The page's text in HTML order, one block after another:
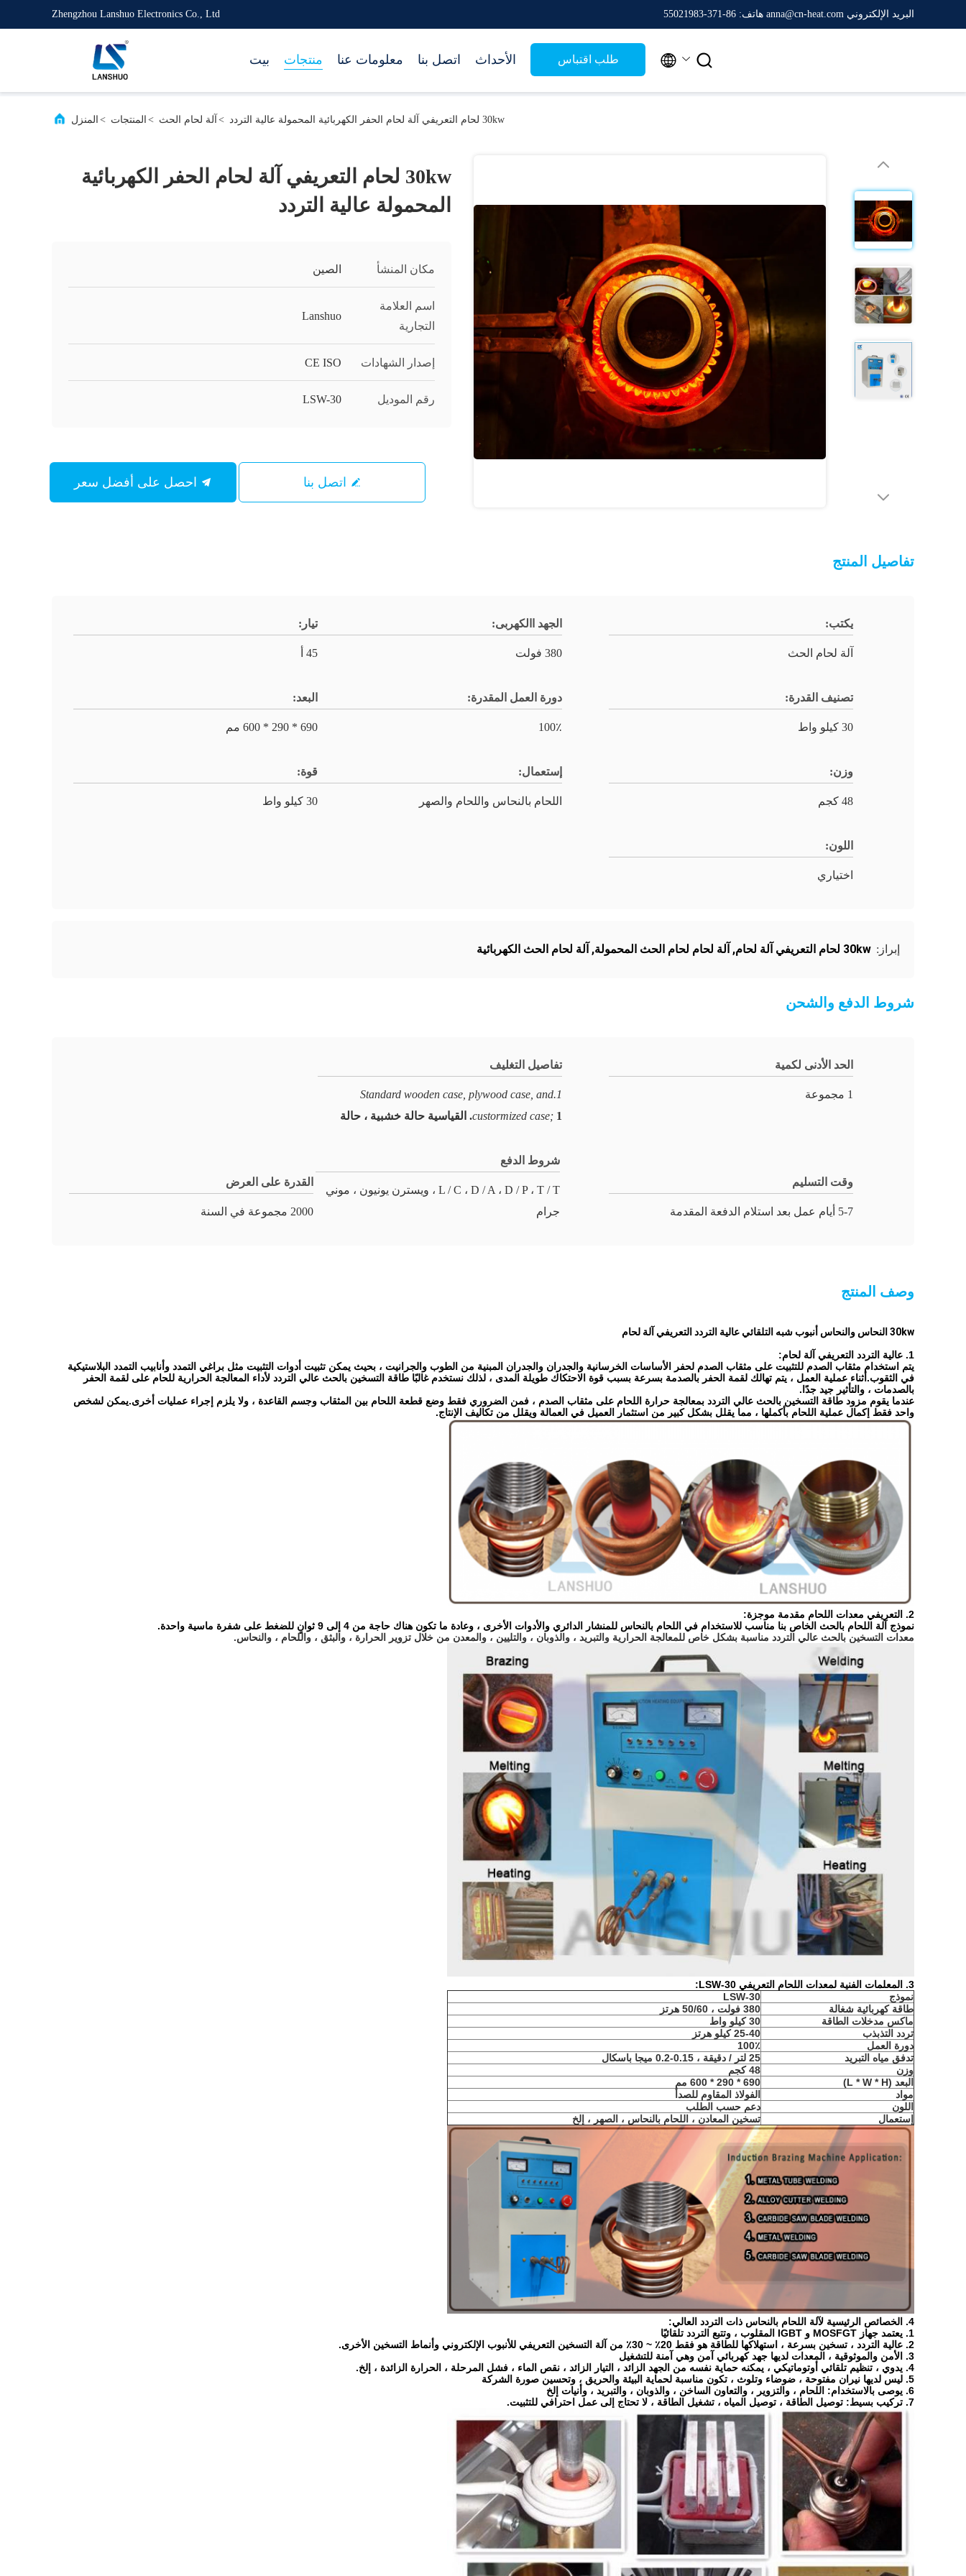
Zhengzhou Lanshuo Electronics Co., Ltd البريد الإلكتروني anna@cn-heat.com هاتف: 86-371-55021983
بيت منتجات معلومات عنا اتصل بنا الأحداث طلب اقتباس  
المنزل > المنتجات > آلة لحام الحث > 30kw لحام التعريفي آلة لحام الحفر الكهربائية المحمولة عالية التردد
30kw لحام التعريفي آلة لحام الحفر الكهربائية
المحمولة عالية التردد
مكان المنشأ الصين
اسم العلامة
التجارية
Lanshuo
إصدار الشهادات CE ISO
رقم الموديل LSW-30
اتصل بنا
تفاصيل المنتج
يكتب:
آلة لحام الحث
الجهد االكهربى:
380 فولت
تيار:
45 أ
تصنيف القدرة:
30 كيلو واط
دورة العمل المقدرة:
100٪
البعد:
690 * 290 * 600 مم
وزن:
48 كجم
إستعمال:
اللحام بالنحاس واللحام والصهر
قوة:
30 كيلو واط
اللون:
اختياري
إبراز: 30kw لحام التعريفي آلة لحام , آلة لحام لحام الحث المحمولة, آلة لحام الحث الكهربائية
شروط الدفع والشحن
الحد الأدنى لكمية
1 مجموعة
تفاصيل التغليف
1.Standard wooden case, plywood case, and
custormized case; 1. القياسية حالة خشبية ، حالة
وقت التسليم
5-7 أيام عمل بعد استلام الدفعة المقدمة
شروط الدفع
L / C ، D / A ، D / P ، T / T ، ويسترن يونيون ، موني
جرام
القدرة على العرض
2000 مجموعة في السنة
وصف المنتج
30kw النحاس والنحاس أنبوب شبه التلقائي عالية التردد التعريفي آلة لحام
1. عالية التردد التعريفي آلة لحام:
يتم استخدام مثقاب الصدم للتثبيت على مثقاب الصدم لحفر الأساسات الخرسانية والجدران والجدران المبنية من الطوب والجرانيت ، بحيث يمكن تثبيت أدوات التثبيت مثل براغي التمدد وأنابيب التمدد البلاستيكية
في الثقوب.أثناء عملية العمل ، يتم تهالك لقمة الحفر بالصدمة بسرعة بسبب قوة الاحتكاك طويلة المدى ، لذلك نستخدم غالبًا طاقة التسخين بالحث عالي التردد لأداء المعالجة الحرارية للحام على لقمة الحفر
بالصدمات ، والتأثير جيد جدًا.
عندما يقوم مزود طاقة التسخين بالحث عالي التردد بمعالجة حرارة اللحام على مثقاب الصدم ، فمن الضروري فقط وضع قطعة اللحام بين المثقاب وجسم القاعدة ، ولا يلزم إجراء عمليات أخرى.يمكن لشخص
واحد فقط إكمال عملية اللحام بأكملها ، مما يقلل بشكل كبير من استثمار العميل في العمالة ويقلل من تكاليف الإنتاج.
2. التعريفي معدات اللحام مقدمة موجزة:
نموذج آلة اللحام بالحث الخاص بنا مناسب للاستخدام في اللحام بالنحاس للمنشار الدائري والأدوات الأخرى ، وعادة ما تكون هناك حاجة من 4 إلى 9 ثوانٍ للضغط على شفرة ماسية واحدة.
معدات التسخين بالحث عالي التردد مناسبة بشكل خاص للمعالجة الحرارية والتبريد ، والذوبان ، والتليين ، والمعدن من خلال تزوير الحرارة ، والبثق ، واللحام ، والنحاس.
3. المعلمات الفنية لمعدات اللحام التعريفي LSW-30:
نموذج
LSW-30
طاقة كهربائية شغالة
380 فولت ، 50/60 هرتز
ماكس مدخلات الطاقة
30 كيلو واط
تردد التذبذب
25-40 كيلو هرتز
دورة العمل
100٪
تدفق مياه التبريد
25 لتر / دقيقة ، 0.15-0.2 ميجا باسكال
وزن
48 كجم
البعد (L * W * H)
690 * 290 * 600 مم
مواد
الفولاذ المقاوم للصدأ
اللون
دعم حسب الطلب
إستعمال
تسخين المعادن ، اللحام بالنحاس ، الصهر ، إلخ
4. الخصائص الرئيسية لآلة اللحام بالنحاس ذات التردد العالي:
1. يعتمد جهاز MOSFGT و IGBT المقلوب ، وتتبع التردد تلقائيًا
2. عالية التردد ، تسخين بسرعة ، استهلاكها للطاقة هو فقط 20٪ ~ 30٪ من آلة التسخين التعريفي للأنبوب الإلكتروني وأنماط التسخين الأخرى.
3. الأمن والموثوقية ، المعدات لديها جهد كهربائي آمن وهي آمنة للتشغيل
4. يدوي ، تنظيم تلقائي أوتوماتيكي ، يمكنه حماية نفسه من الجهد الزائد ، التيار الزائد ، نقص الماء ، فشل المرحلة ، الحرارة الزائدة ، إلخ.
5. ليس لديها نيران مفتوحة ، ضوضاء وتلوث ، تكون مناسبة لحماية البيئة والحريق ، وتحسين صورة الشركة
6. يوصى بالاستخدام: اللحام ، والتزوير ، والتعاون الساخن ، والذوبان ، والتبريد ، وأنيات إلخ
7. تركيب بسيط: توصيل الطاقة ، توصيل المياه ، تشغيل الطاقة ، لا تحتاج إلى عمل احترافي للتثبيت.